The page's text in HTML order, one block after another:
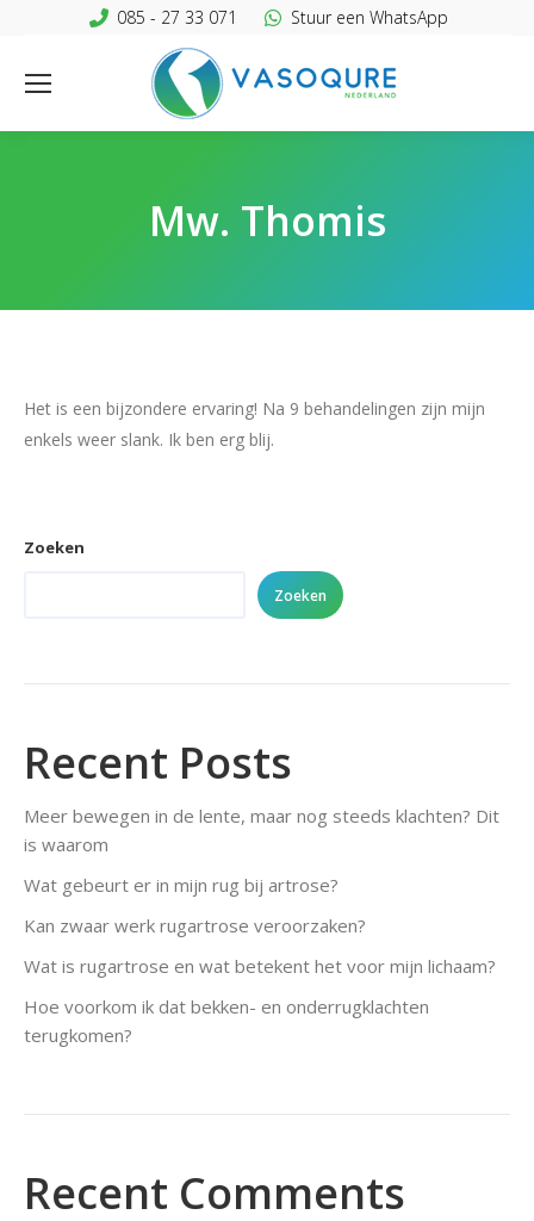
085 - 27 33 071 Stuur een WhatsApp
Mw. Thomis
Het is een bijzondere ervaring! Na 9 behandelingen zijn mijn
enkels weer slank. Ik ben erg blij.
Zoeken
Zoeken
Recent Posts
Meer bewegen in de lente, maar nog steeds klachten? Dit
is waarom
Wat gebeurt er in mijn rug bij artrose?
Kan zwaar werk rugartrose veroorzaken?
Wat is rugartrose en wat betekent het voor mijn lichaam?
Hoe voorkom ik dat bekken- en onderrugklachten
terugkomen?
Recent Comments